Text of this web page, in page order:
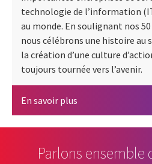
technologie de l’information
au monde. En soulignant nos
nous célébrons une histoire au
la création d’une culture
toujours tournée vers l’avenir.
En savoir plus
Parlons ensemble